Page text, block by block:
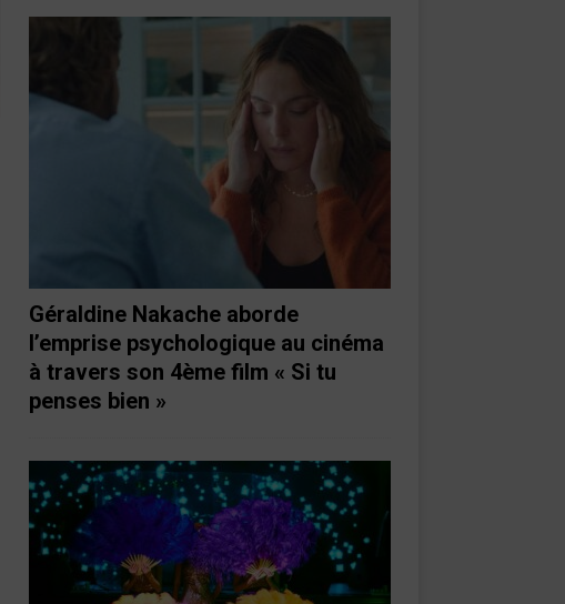
Géraldine Nakache aborde
l’emprise psychologique au cinéma
à travers son 4ème film « Si tu
penses bien »